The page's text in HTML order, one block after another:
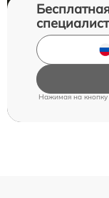
Нажимая на